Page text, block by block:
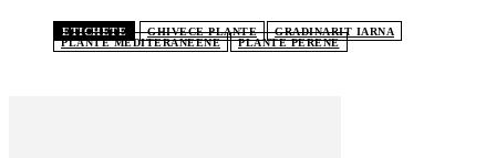
ETICHETE GHIVECE PLANTE
GRADINARIT IARNA
PLANTE MEDITERANEENE
PLANTE PERENE